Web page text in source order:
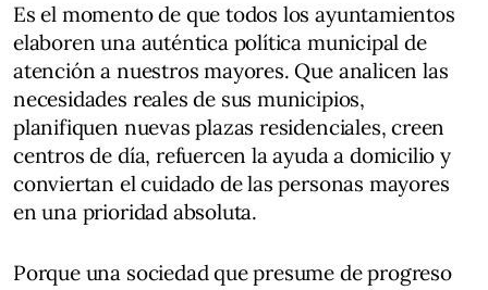
Es el momento de que todos los ayuntamientos
elaboren una auténtica política municipal de
atención a nuestros mayores. Que analicen las
necesidades reales de sus municipios,
planifiquen nuevas plazas residenciales, creen
centros de día, refuercen la ayuda a domicilio y
conviertan el cuidado de las personas mayores
en una prioridad absoluta.
Porque una sociedad que presume de progreso